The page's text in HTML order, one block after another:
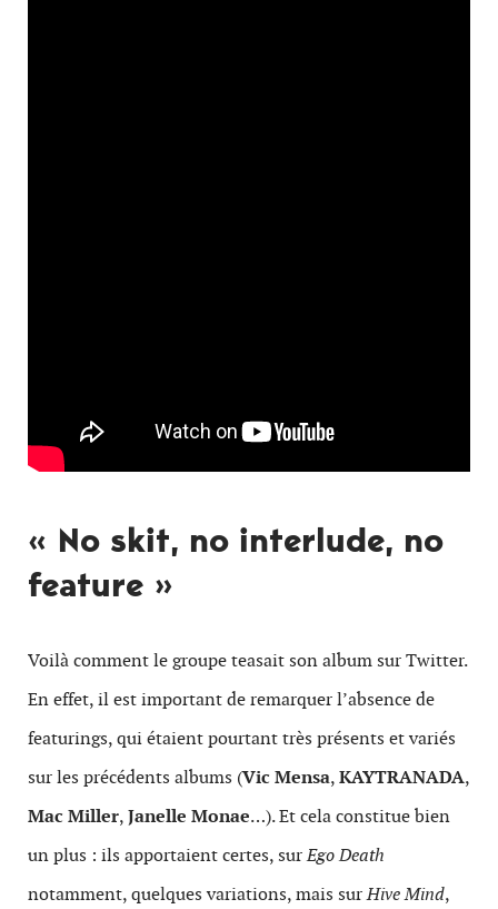
« No skit, no interlude, no
feature »
Voilà comment le groupe teasait son album sur Twitter.
En effet, il est important de remarquer l’absence de
featurings, qui étaient pourtant très présents et variés
sur les précédents albums (Vic Mensa,KAYTRANADA,
Mac Miller,Janelle Monae…). Et cela constitue bien
un plus : ils apportaient certes, surEgo Death
notamment, quelques variations, mais surHive Mind,